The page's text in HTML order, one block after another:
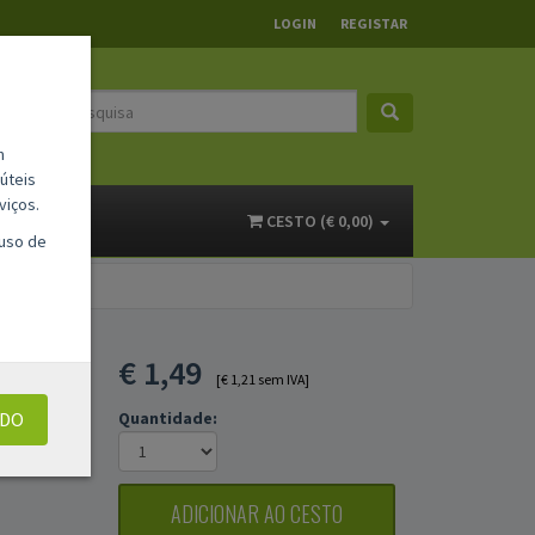
LOGIN REGISTAR
CESTO (€ 0,00)
€ 1,49 [€ 1,21 sem IVA]
Quantidade:
ADICIONAR AO CESTO
de